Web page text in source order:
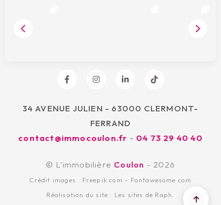
34 AVENUE JULIEN - 63000 CLERMONT-
FERRAND
contact@immocoulon.fr - 04 73 29 40 40
© L'immobilière Coulon - 2026
Crédit images : Freepik.com - Fontawesome.com
Réalisation du site : Les sites de Raph.